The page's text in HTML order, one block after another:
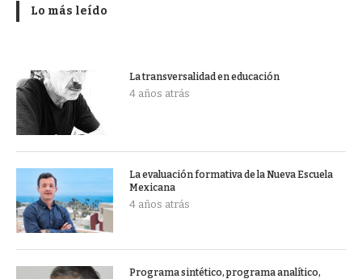
Lo más leído
La transversalidad en educación
4 años atrás
La evaluación formativa de la Nueva Escuela
Mexicana
4 años atrás
Programa sintético, programa analítico,